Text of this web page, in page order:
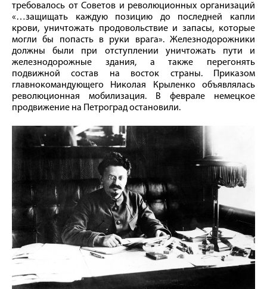
требовалось от Советов и революционных организаций
«…защищать каждую позицию до последней капли
крови, уничтожать продовольствие и запасы, которые
могли бы попасть в руки врага». Железнодорожники
должны были при отступлении уничтожать пути и
железнодорожные здания, а также перегонять
подвижной состав на восток страны. Приказом
главнокомандующего Николая Крыленко объявлялась
революционная мобилизация. В феврале немецкое
продвижение на Петроград остановили.